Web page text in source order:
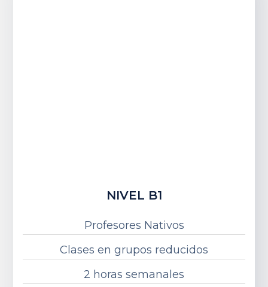
NIVEL B1
Profesores Nativos
Clases en grupos reducidos
2 horas semanales